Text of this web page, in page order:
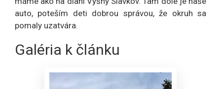
auto, poteším deti dobrou správou, že okruh sa
pomaly uzatvára.
Galéria k článku